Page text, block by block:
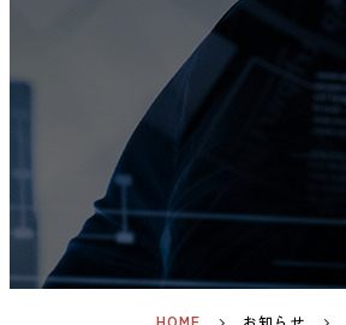
HOME お知らせ